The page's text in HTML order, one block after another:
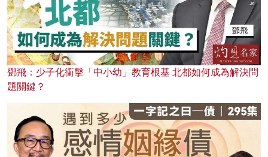
鄧飛：少子化衝擊「中小幼」教育根基 北都如何成為解決問
題關鍵？